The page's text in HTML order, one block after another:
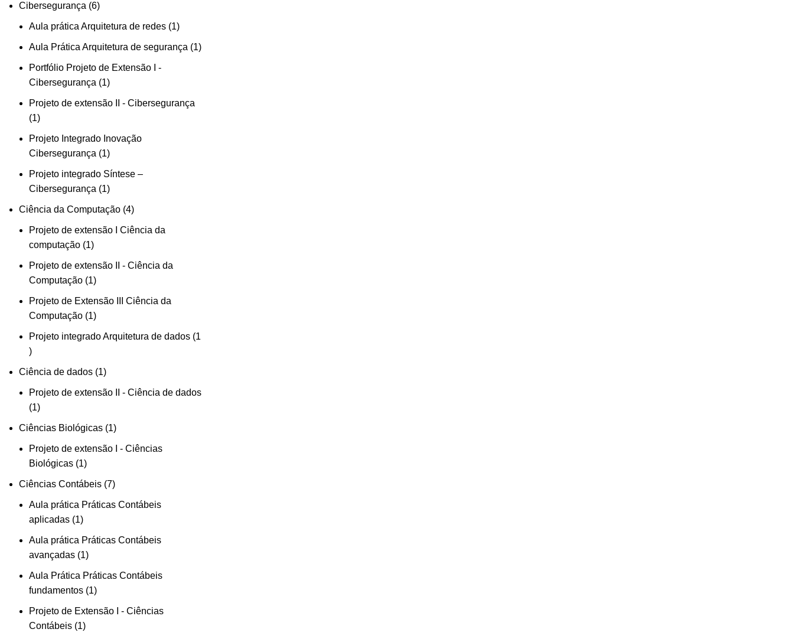
Cibersegurança 6
Aula prática Arquitetura de redes 1
Aula Prática Arquitetura de segurança 1
Portfólio Projeto de Extensão I -
Cibersegurança
1
Projeto de extensão II - Cibersegurança
1
Projeto Integrado Inovação
Cibersegurança
1
Projeto integrado Síntese –
Cibersegurança
1
Ciência da Computação 4
Projeto de extensão I Ciência da
computação 1
Projeto de extensão II - Ciência da
Computação 1
Projeto de Extensão III Ciência da
Computação 1
Projeto integrado Arquitetura de dados 1
Ciência de dados 1
Projeto de extensão II - Ciência de dados
1
Ciências Biológicas 1
Projeto de extensão I - Ciências
Biológicas 1
Ciências Contábeis 7
Aula prática Práticas Contábeis
aplicadas 1
Aula prática Práticas Contábeis
avançadas 1
Aula Prática Práticas Contábeis
fundamentos 1
Projeto de Extensão I - Ciências
Contábeis 1